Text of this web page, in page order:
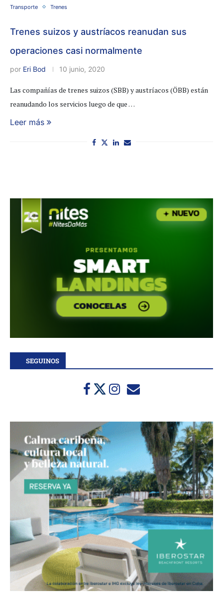
Transporte Trenes
Trenes suizos y austríacos reanudan sus
operaciones casi normalmente
por Eri Bod 10 junio, 2020
Las compañías de trenes suizos (SBB) y austríacos (ÖBB) están
reanudando los servicios luego de que …
Leer más
SEGUINOS